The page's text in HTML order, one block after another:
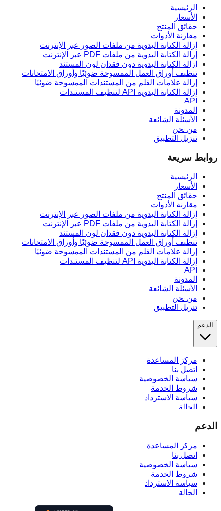
الرئيسية
الأسعار
حقائق المنتج
مقارنة الأدوات
إزالة الكتابة اليدوية من ملفات الصور عبر الإنترنت
إزالة الكتابة اليدوية من ملفات PDF عبر الإنترنت
إزالة الكتابة اليدوية دون فقدان لون المستند
تنظيف أوراق العمل الممسوحة ضوئيًا وأوراق الامتحانات
إزالة علامات القلم من المستندات الممسوحة ضوئيًا
إزالة الكتابة اليدوية API لتنظيف المستندات
API
المدونة
الأسئلة الشائعة
من نحن
تنزيل التطبيق
روابط سريعة
الرئيسية
الأسعار
حقائق المنتج
مقارنة الأدوات
إزالة الكتابة اليدوية من ملفات الصور عبر الإنترنت
إزالة الكتابة اليدوية من ملفات PDF عبر الإنترنت
إزالة الكتابة اليدوية دون فقدان لون المستند
تنظيف أوراق العمل الممسوحة ضوئيًا وأوراق الامتحانات
إزالة علامات القلم من المستندات الممسوحة ضوئيًا
إزالة الكتابة اليدوية API لتنظيف المستندات
API
المدونة
الأسئلة الشائعة
من نحن
تنزيل التطبيق
الدعم
مركز المساعدة
اتصل بنا
سياسة الخصوصية
شروط الخدمة
سياسة الاسترداد
الحالة
الدعم
مركز المساعدة
اتصل بنا
سياسة الخصوصية
شروط الخدمة
سياسة الاسترداد
الحالة